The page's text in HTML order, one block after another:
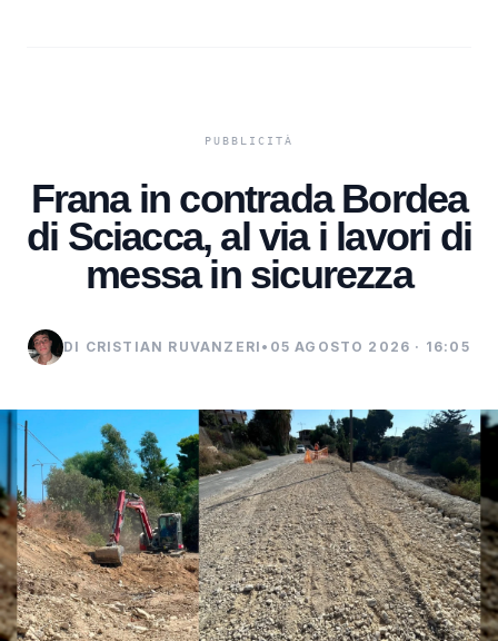
Frana in contrada Bordea
di Sciacca, al via i lavori di
messa in sicurezza
DI CRISTIAN RUVANZERI • 05 AGOSTO 2026 · 16:05